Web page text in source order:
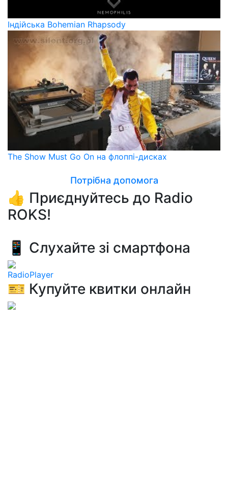
Індійська Bohemian Rhapsody
The Show Must Go On на флоппі-дисках
Потрібна допомога
👍 Приєднуйтесь до Radio
ROKS!
📱 Слухайте зі смартфона
RadioPlayer
🎫 Купуйте квитки онлайн